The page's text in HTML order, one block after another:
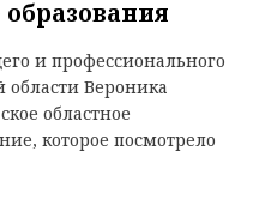
и профессионального
области Вероника
областное
которое посмотрело